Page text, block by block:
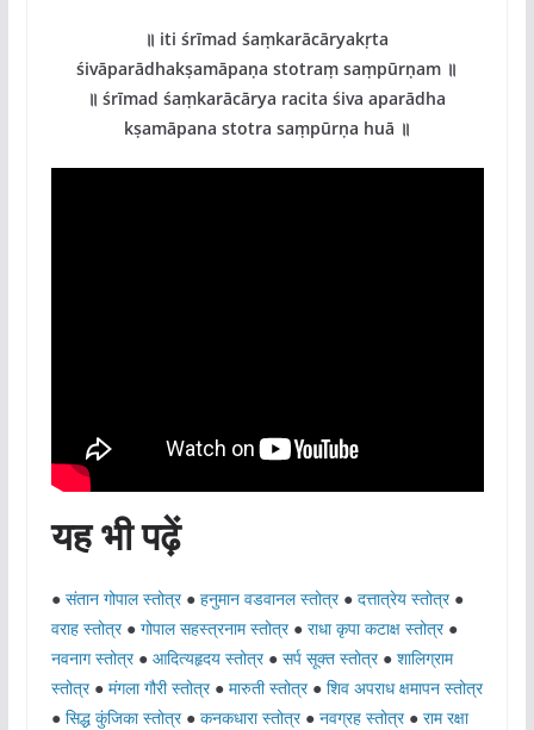
॥ iti śrīmad śaṃkarācāryakṛta
śivāparādhakṣamāpaṇa stotraṃ saṃpūrṇam ॥
॥ śrīmad śaṃkarācārya racita śiva aparādha
kṣamāpana stotra saṃpūrṇa huā ॥
यह भी पढ़ें
● संतान गोपाल स्तोत्र● हनुमान वडवानल स्तोत्र● दत्तात्रेय स्तोत्र●
वराह स्तोत्र● गोपाल सहस्त्रनाम स्तोत्र● राधा कृपा कटाक्ष स्तोत्र●
नवनाग स्तोत्र● आदित्यहृदय स्तोत्र● सर्प सूक्त स्तोत्र● शालिग्राम
स्तोत्र● मंगला गौरी स्तोत्र● मारुती स्तोत्र● शिव अपराध क्षमापन स्तोत्र
● सिद्ध कुंजिका स्तोत्र● कनकधारा स्तोत्र● नवग्रह स्तोत्र● राम रक्षा